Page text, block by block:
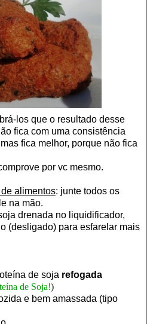
los que o resultado desse
fica com uma consistência
fica melhor, porque não fica
por vc mesmo.
alimentos: junte todos os
na mão.
drenada no liquidificador,
(desligado) para esfarelar mais
de soja refogada
de Soja!)
e bem amassada (tipo